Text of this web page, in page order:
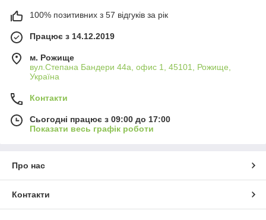
100% позитивних з 57 відгуків за рік
Працює з 14.12.2019
м. Рожище
вул.Степана Бандери 44а, офис 1, 45101, Рожище,
Україна
Контакти
Сьогодні працює з 09:00 до 17:00
Показати весь графік роботи
Про нас
Контакти